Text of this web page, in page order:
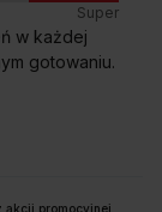
Super
w każdej
gotowaniu.